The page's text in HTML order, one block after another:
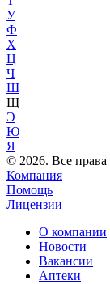
У
Ф
Х
Ц
Ч
Ш
Щ
Э
Ю
Я
© 2026. Все
Компания
Помощь
Лицензии
О компании
Новости
Вакансии
Аптеки